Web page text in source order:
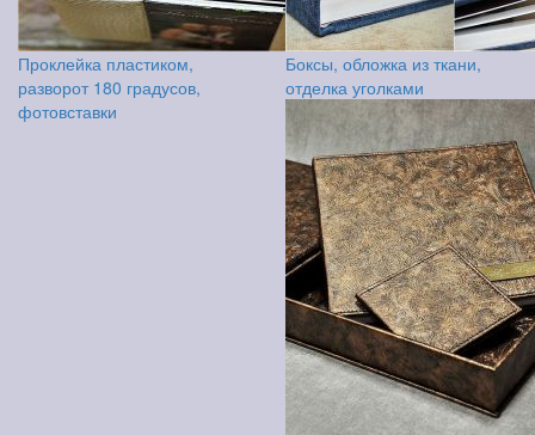
Проклейка пластиком,
разворот 180 градусов,
фотовставки
Боксы, обложка из ткани,
отделка уголками